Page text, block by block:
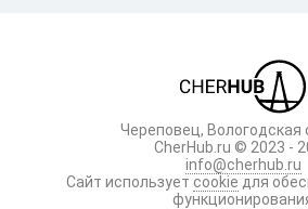
Череповец, Вологодская
CherHub.ru © 2023 -
info@cherhub.ru
Сайт использует cookie для